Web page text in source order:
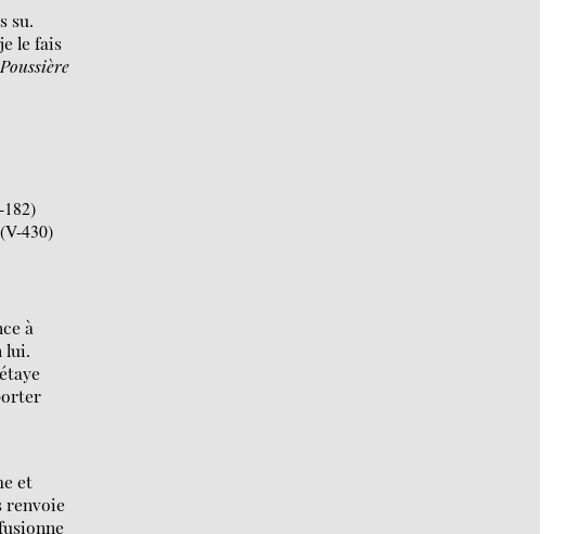
su.
le fais
Poussière
182)
430)
à
lui.
et
renvoie